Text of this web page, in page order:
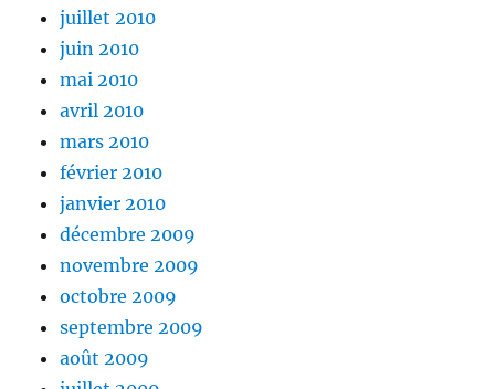
juillet 2010
juin 2010
mai 2010
avril 2010
mars 2010
février 2010
janvier 2010
décembre 2009
novembre 2009
octobre 2009
septembre 2009
août 2009